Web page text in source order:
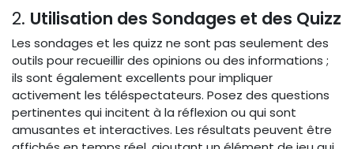
2. Utilisation des Sondages et des Quizz
Les sondages et les quizz ne sont pas seulement des
outils pour recueillir des opinions ou des informations ;
ils sont également excellents pour impliquer
activement les téléspectateurs. Posez des questions
pertinentes qui incitent à la réflexion ou qui sont
amusantes et interactives. Les résultats peuvent être